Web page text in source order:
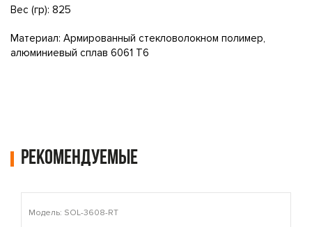
Вес (гр): 825
Материал: Армированный стекловолокном полимер,
алюминиевый сплав 6061 T6
Рекомендуемые
Модель: SOL-3608-RT